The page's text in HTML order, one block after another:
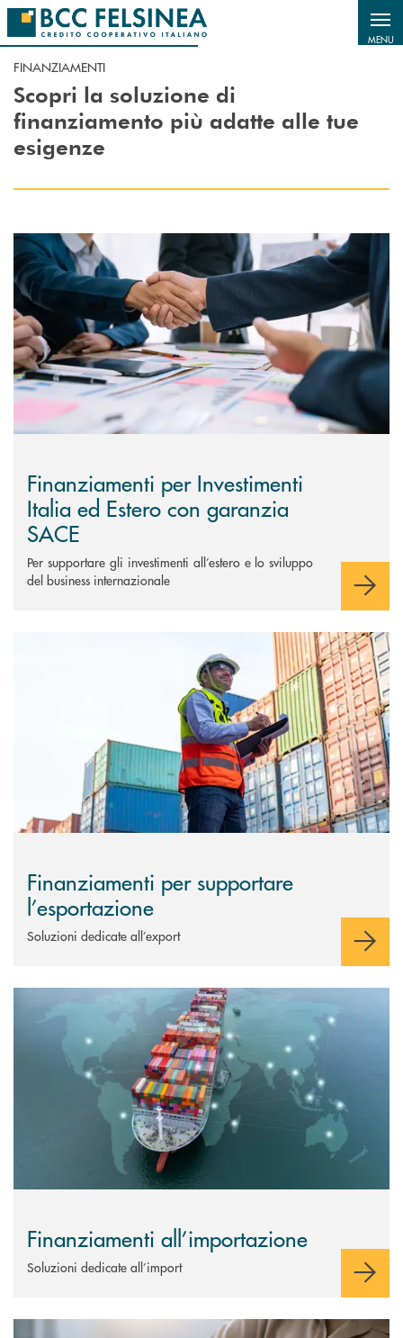
Salta al contenuto principale
MENU
FINANZIAMENTI
Scopri la soluzione di
finanziamento più adatte alle tue
esigenze
Scopri di più Finanziamenti per Investimenti Italia ed Estero con
Finanziamenti per Investimenti
Italia ed Estero con garanzia
SACE
Per supportare gli investimenti all’estero e lo sviluppo
del business internazionale
Scopri di più Finanziamenti per supportare l’esportazione&nbsp;
Finanziamenti per supportare
l’esportazione
Soluzioni dedicate all’export
Scopri di più Finanziamenti all’importazione
Finanziamenti all’importazione
Soluzioni dedicate all’import
Scopri di più Finanziamenti agevolati con contributi pubblici